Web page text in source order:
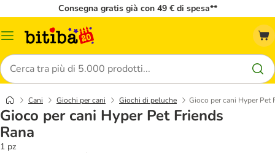
Consegna gratis già con 49 € di spesa**
Overview
Cerca
Cani Giochi per cani Giochi di peluche Gioco per cani Hyper Pet
Gioco per cani Hyper Pet Friends
Rana
1 pz